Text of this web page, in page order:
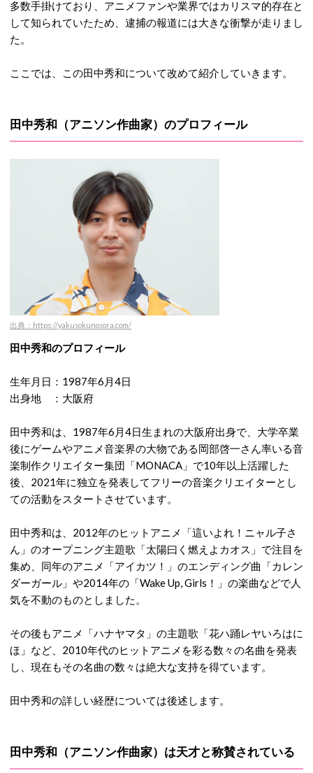
多数手掛けており、アニメファンや業界ではカリスマ的存在と
して知られていたため、逮捕の報道には大きな衝撃が走りまし
た。
ここでは、この田中秀和について改めて紹介していきます。
田中秀和（アニソン作曲家）のプロフィール
出典：https://yakusokunosora.com/
田中秀和のプロフィール
生年月日：1987年6月4日
出身地 ：大阪府
田中秀和は、1987年6月4日生まれの大阪府出身で、大学卒業
後にゲームやアニメ音楽界の大物である岡部啓一さん率いる音
楽制作クリエイター集団「MONACA」で10年以上活躍した
後、2021年に独立を発表してフリーの音楽クリエイターとし
ての活動をスタートさせています。
田中秀和は、2012年のヒットアニメ「這いよれ！ニャル子さ
ん」のオープニング主題歌「太陽曰く燃えよカオス」で注目を
集め、同年のアニメ「アイカツ！」のエンディング曲「カレン
ダーガール」や2014年の「Wake Up, Girls！」の楽曲などで人
気を不動のものとしました。
その後もアニメ「ハナヤマタ」の主題歌「花ハ踊レヤいろはに
ほ」など、2010年代のヒットアニメを彩る数々の名曲を発表
し、現在もその名曲の数々は絶大な支持を得ています。
田中秀和の詳しい経歴については後述します。
田中秀和（アニソン作曲家）は天才と称賛されている